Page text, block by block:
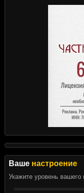
Ваше настроение
Укажите уровень вашего